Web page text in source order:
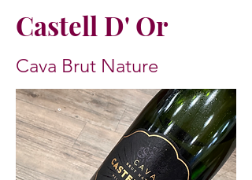
Castell D' Or
Cava Brut Nature